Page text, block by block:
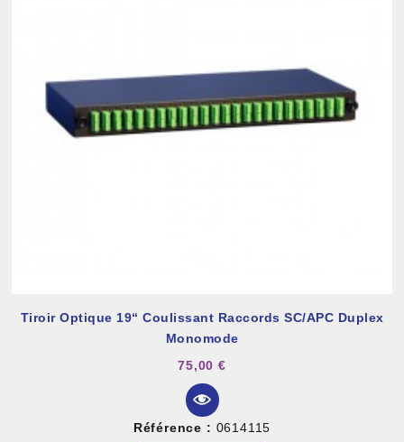
Tiroir Optique 19“ Coulissant Raccords SC/APC Duplex
Monomode
75,00 €
Référence : 0614115